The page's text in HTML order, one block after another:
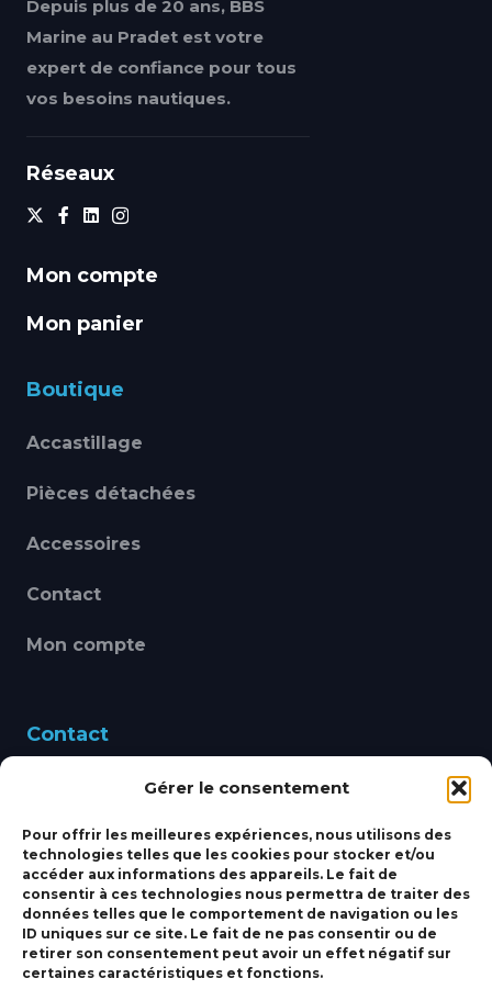
Gérer le consentement
Pour offrir les meilleures expériences, nous utilisons des
technologies telles que les cookies pour stocker et/ou
accéder aux informations des appareils. Le fait de
consentir à ces technologies nous permettra de traiter des
données telles que le comportement de navigation ou les
ID uniques sur ce site. Le fait de ne pas consentir ou de
retirer son consentement peut avoir un effet négatif sur
certaines caractéristiques et fonctions.
Depuis plus de 20 ans, BBS
Marine au Pradet est votre
expert de confiance pour tous
vos besoins nautiques.
Réseaux
Mon compte
Mon panier
Boutique
Accastillage
Pièces détachées
Accessoires
Contact
Mon compte
Contact
460 Avenue Alain Le
bbsmarine@bbs-
marine.fr
Fixe:04 27 50 24 50
Mobile:06 69 44 48 83